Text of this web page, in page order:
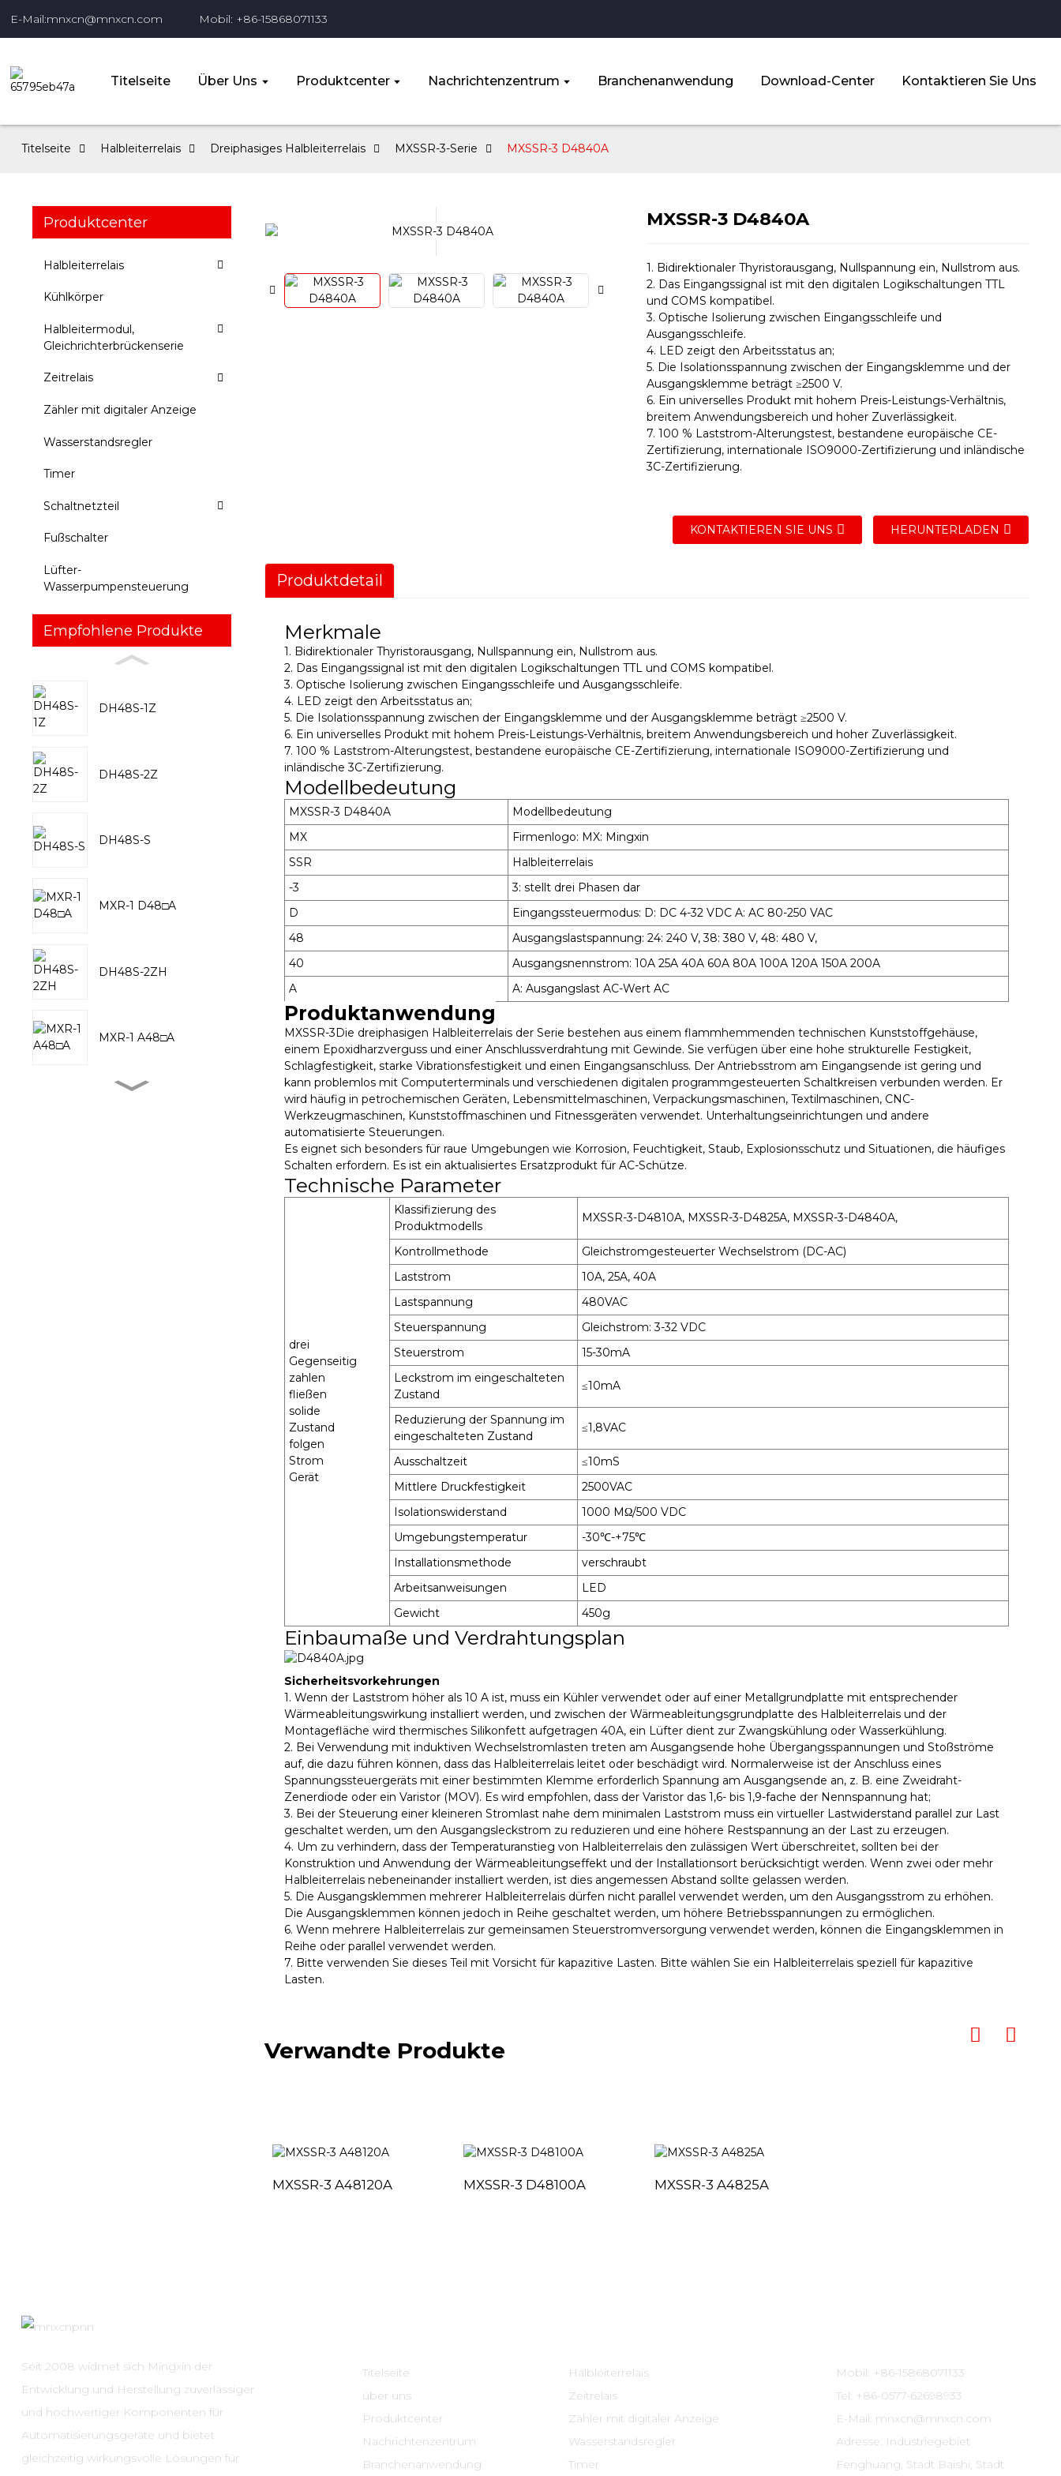
E-Mail:mnxcn@mnxcn.com Mobil: +86-15868071133
Titelseite Über Uns Produktcenter Nachrichtenzentrum Branchenanwendung Download-Center Kontaktieren Sie Uns
Titelseite Halbleiterrelais Dreiphasiges Halbleiterrelais MXSSR-3-Serie MXSSR-3 D4840A
Produktcenter
Halbleiterrelais
Kühlkörper
Halbleitermodul,
Gleichrichterbrückenserie
Zeitrelais
Zähler mit digitaler Anzeige
Wasserstandsregler
Timer
Schaltnetzteil
Fußschalter
Lüfter-
Wasserpumpensteuerung
Empfohlene Produkte
DH48S-1Z
DH48S-2Z
DH48S-S
MXR-1 D48□A
DH48S-2ZH
MXR-1 A48□A
MXSSR-3 D4840A
1. Bidirektionaler Thyristorausgang, Nullspannung ein, Nullstrom aus.
2. Das Eingangssignal ist mit den digitalen Logikschaltungen TTL
und COMS kompatibel.
3. Optische Isolierung zwischen Eingangsschleife und
Ausgangsschleife.
4. LED zeigt den Arbeitsstatus an;
5. Die Isolationsspannung zwischen der Eingangsklemme und der
Ausgangsklemme beträgt ≥2500 V.
6. Ein universelles Produkt mit hohem Preis-Leistungs-Verhältnis,
breitem Anwendungsbereich und hoher Zuverlässigkeit.
7. 100 % Laststrom-Alterungstest, bestandene europäische CE-
Zertifizierung, internationale ISO9000-Zertifizierung und inländische
3C-Zertifizierung.
KONTAKTIEREN SIE UNS HERUNTERLADEN
Produktdetail
Merkmale
1. Bidirektionaler Thyristorausgang, Nullspannung ein, Nullstrom aus.
2. Das Eingangssignal ist mit den digitalen Logikschaltungen TTL und COMS kompatibel.
3. Optische Isolierung zwischen Eingangsschleife und Ausgangsschleife.
4. LED zeigt den Arbeitsstatus an;
5. Die Isolationsspannung zwischen der Eingangsklemme und der Ausgangsklemme beträgt ≥2500 V.
6. Ein universelles Produkt mit hohem Preis-Leistungs-Verhältnis, breitem Anwendungsbereich und hoher Zuverlässigkeit.
7. 100 % Laststrom-Alterungstest, bestandene europäische CE-Zertifizierung, internationale ISO9000-Zertifizierung und
inländische 3C-Zertifizierung.
Modellbedeutung
MXSSR-3 D4840A
Modellbedeutung
MX
Firmenlogo: MX: Mingxin
SSR
Halbleiterrelais
-3
3: stellt drei Phasen dar
D
Eingangssteuermodus: D: DC 4-32 VDC A: AC 80-250 VAC
48
Ausgangslastspannung: 24: 240 V, 38: 380 V, 48: 480 V,
40
Ausgangsnennstrom: 10A 25A 40A 60A 80A 100A 120A 150A 200A
A
A: Ausgangslast AC-Wert AC
Produktanwendung
MXSSR-3Die dreiphasigen Halbleiterrelais der Serie bestehen aus einem flammhemmenden technischen Kunststoffgehäuse,
einem Epoxidharzverguss und einer Anschlussverdrahtung mit Gewinde. Sie verfügen über eine hohe strukturelle Festigkeit,
Schlagfestigkeit, starke Vibrationsfestigkeit und einen Eingangsanschluss. Der Antriebsstrom am Eingangsende ist gering und
kann problemlos mit Computerterminals und verschiedenen digitalen programmgesteuerten Schaltkreisen verbunden werden. Er
wird häufig in petrochemischen Geräten, Lebensmittelmaschinen, Verpackungsmaschinen, Textilmaschinen, CNC-
Werkzeugmaschinen, Kunststoffmaschinen und Fitnessgeräten verwendet. Unterhaltungseinrichtungen und andere
automatisierte Steuerungen.
Es eignet sich besonders für raue Umgebungen wie Korrosion, Feuchtigkeit, Staub, Explosionsschutz und Situationen, die häufiges
Schalten erfordern. Es ist ein aktualisiertes Ersatzprodukt für AC-Schütze.
Technische Parameter
drei
Gegenseitig
zahlen
fließen
solide
Zustand
folgen
Strom
Gerät
Klassifizierung des
Produktmodells
MXSSR-3-D4810A, MXSSR-3-D4825A, MXSSR-3-D4840A,
Kontrollmethode
Gleichstromgesteuerter Wechselstrom (DC-AC)
Laststrom
10A, 25A, 40A
Lastspannung
480VAC
Steuerspannung
Gleichstrom: 3-32 VDC
Steuerstrom
15-30mA
Leckstrom im eingeschalteten
Zustand
≤10mA
Reduzierung der Spannung im
eingeschalteten Zustand
≤1,8VAC
Ausschaltzeit
≤10mS
Mittlere Druckfestigkeit
2500VAC
Isolationswiderstand
1000 MΩ/500 VDC
Umgebungstemperatur
-30℃-+75℃
Installationsmethode
verschraubt
Arbeitsanweisungen
LED
Gewicht
450g
Einbaumaße und Verdrahtungsplan
Sicherheitsvorkehrungen
1. Wenn der Laststrom höher als 10 A ist, muss ein Kühler verwendet oder auf einer Metallgrundplatte mit entsprechender
Wärmeableitungswirkung installiert werden, und zwischen der Wärmeableitungsgrundplatte des Halbleiterrelais und der
Montagefläche wird thermisches Silikonfett aufgetragen 40A, ein Lüfter dient zur Zwangskühlung oder Wasserkühlung.
2. Bei Verwendung mit induktiven Wechselstromlasten treten am Ausgangsende hohe Übergangsspannungen und Stoßströme
auf, die dazu führen können, dass das Halbleiterrelais leitet oder beschädigt wird. Normalerweise ist der Anschluss eines
Spannungssteuergeräts mit einer bestimmten Klemme erforderlich Spannung am Ausgangsende an, z. B. eine Zweidraht-
Zenerdiode oder ein Varistor (MOV). Es wird empfohlen, dass der Varistor das 1,6- bis 1,9-fache der Nennspannung hat;
3. Bei der Steuerung einer kleineren Stromlast nahe dem minimalen Laststrom muss ein virtueller Lastwiderstand parallel zur Last
geschaltet werden, um den Ausgangsleckstrom zu reduzieren und eine höhere Restspannung an der Last zu erzeugen.
4. Um zu verhindern, dass der Temperaturanstieg von Halbleiterrelais den zulässigen Wert überschreitet, sollten bei der
Konstruktion und Anwendung der Wärmeableitungseffekt und der Installationsort berücksichtigt werden. Wenn zwei oder mehr
Halbleiterrelais nebeneinander installiert werden, ist dies angemessen Abstand sollte gelassen werden.
5. Die Ausgangsklemmen mehrerer Halbleiterrelais dürfen nicht parallel verwendet werden, um den Ausgangsstrom zu erhöhen.
Die Ausgangsklemmen können jedoch in Reihe geschaltet werden, um höhere Betriebsspannungen zu ermöglichen.
6. Wenn mehrere Halbleiterrelais zur gemeinsamen Steuerstromversorgung verwendet werden, können die Eingangsklemmen in
Reihe oder parallel verwendet werden.
7. Bitte verwenden Sie dieses Teil mit Vorsicht für kapazitive Lasten. Bitte wählen Sie ein Halbleiterrelais speziell für kapazitive
Lasten.
Verwandte Produkte
MXSSR-3 A48120A MXSSR-3 D48100A MXSSR-3 A4825A
Seit 2008 widmet sich Mingxin der
Entwicklung und Herstellung zuverlässiger
und hochwertiger Komponenten für
Automatisierungsgeräte und bietet
gleichzeitig wirkungsvolle Lösungen für
Titelseite
über uns
Produktcenter
Nachrichtenzentrum
Branchenanwendung
Halbleiterrelais
Zeitrelais
Zähler mit digitaler Anzeige
Wasserstandsregler
Timer
Mobil: +86-15868071133
Tel: +86-0577-62698933
E-Mail: mnxcn@mnxcn.com
Adresse: Industriegebiet
Fenghuang, Stadt Baishi, Stadt